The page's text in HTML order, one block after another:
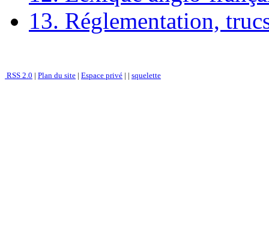
13. Réglementation,
RSS 2.0 | Plan du site | Espace privé | | squelette